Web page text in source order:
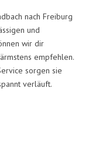
nach Freiburg
und
wir dir
empfehlen.
sorgen sie
verläuft.